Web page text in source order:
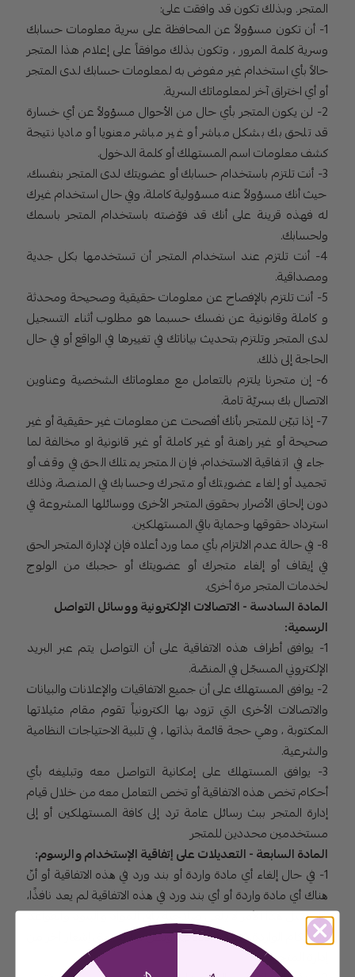
المتجر. وبذلك تكون قد وافقت على:
1- أن تكون مسؤولاً عن المحافظة على سرية معلومات حسابك
وسرية كلمة المرور ، وتكون بذلك موافقاً على إعلام هذا المتجر
حالاً بأي استخدام غير مفوض به لمعلومات حسابك لدى المتجر
أو أي اختراق آخر لمعلوماتك السرية.
2- لن يكون المتجر بأي حال من الأحوال مسؤولاً عن أي خسارة
قد تلحق بك بشكل مباشر أو غير مباشر معنويا أو ماديا نتيجة
كشف معلومات اسم المستهلك أو كلمة الدخول.
3- أنت تلتزم باستخدام حسابك أو عضويتك لدى المتجر بنفسك،
حيث أنك مسؤولاً عنه مسؤولية كاملة، وفي حال استخدام غيرك
له فهذه قرينة على أنك قد فوّضته باستخدام المتجر باسمك
ولحسابك.
4- أنت تلتزم عند استخدام المتجر أن تستخدمها بكل جدية
ومصداقية.
5- أنت تلتزم بالإفصاح عن معلومات حقيقية وصحيحة ومحدثة
و كاملة وقانونية عن نفسك حسبما هو مطلوب أثناء التسجيل
لدى المتجر وتلتزم بتحديث بياناتك في تغييرها في الواقع أو في حال
الحاجة إلى ذلك.
6- إن متجرنا يلتزم بالتعامل مع معلوماتك الشخصية وعناوين
الاتصال بك بسريّة تامة.
7- إذا تبيّن للمتجر بأنك أفصحت عن معلومات غير حقيقية أو غير
صحيحة أو غير راهنة أو غير كاملة أو غير قانونية او مخالفة لما
جاء في اتفاقية الاستخدام، فإن المتجر يمتلك الحق في وقف أو
تجميد أو إلغاء عضويتك أو متجرك وحسابك في المنصة، وذلك
دون إلحاق الأضرار بحقوق المتجر الأخرى ووسائلها المشروعة في
استرداد حقوقها وحماية باقي المستهلكين.
8- في حالة عدم الالتزام بأي مما ورد أعلاه فإن لإدارة المتجر الحق
في إيقاف أو إلغاء متجرك أو عضويتك أو حجبك من الولوج
لخدمات المتجر مرة أخرى.
المادة السادسة - الاتصالات الإلكترونية ووسائل التواصل
الرسمية:
1- يوافق أطراف هذه الاتفاقية على أن التواصل يتم عبر البريد
الإلكتروني المسجّل في المنصّة.
2- يوافق المستهلك على أن جميع الاتفاقيات والإعلانات والبيانات
والاتصالات الأخرى التي تزود بها الكترونياً تقوم مقام مثيلاتها
المكتوبة ، وهي حجة قائمة بذاتها ، في تلبية الاحتياجات النظامية
والشرعية.
3- يوافق المستهلك على إمكانية التواصل معه وتبليغه بأي
أحكام تخص هذه الاتفاقية أو تخص التعامل معه من خلال قيام
إدارة المتجر ببث رسائل عامة ترد إلى كافة المستهلكين أو إلى
مستخدمين محددين للمتجر
المادة السابعة - التعديلات على إتفاقية الإستخدام والرسوم:
1- في حال إلغاء أي مادة واردة أو بند ورد في ھذه الاتفاقیة أو أنّ
ھناك أي مادة واردة أو أي بند ورد في ھذه الاتفاقیة لم یعد نافذًا،
فإن مثل ھذا الأمر لا يلغي صلاحية باقي المواد والبنود والقواعد
والأحكام الواردة في ھذه الاتفاقية وتظل سارية حتى إشعار آخر من
إدارة المتجر